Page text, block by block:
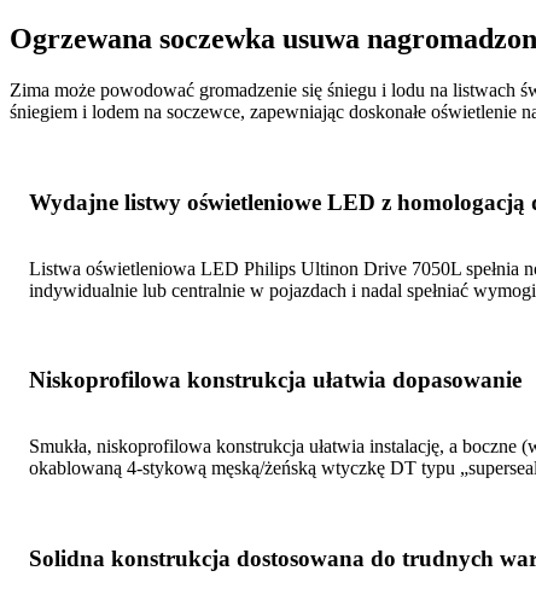
Ogrzewana soczewka usuwa
Zima może powodować gromadzenie się śniegu i lodu na
śniegiem i lodem na soczewce, zapewniając doskonałe oświetlenie
Wydajne listwy oświetleniowe LED z homologacją
Listwa oświetleniowa LED Philips Ultinon Drive 7050L spełnia
indywidualnie lub centralnie w pojazdach i nadal spełniać
Niskoprofilowa konstrukcja ułatwia dopasowanie
Smukła, niskoprofilowa konstrukcja ułatwia instalację, a
okablowaną 4-stykową męską/żeńską wtyczkę DT typu
Solidna konstrukcja dostosowana do trudnych